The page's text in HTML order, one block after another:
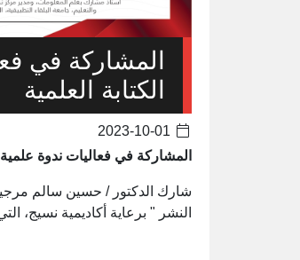
المشاركة في
الكتابة العلمية
المشاركة في فعاليات ندوة علمية
شارك الدكتور / حسين سالم مرجين
النشر " برعاية أكاديمية نسيج، التي عقدت يوم